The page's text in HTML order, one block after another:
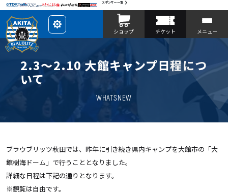
スポンサー一覧
レ
イ
ア
を
カ
ショップ チケット メニュー
2.3〜2.10 大館キャンプ日程につ
いて
WHATSNEW
ブラウブリッツ秋田では、昨年に引き続き県内キャンプを大館市の「大
館樹海ドーム」で行うこととなりました。
詳細な日程は下記の通りとなります。
※観覧は自由です。